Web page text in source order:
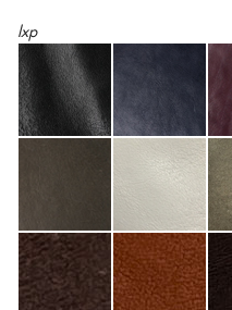
lxp